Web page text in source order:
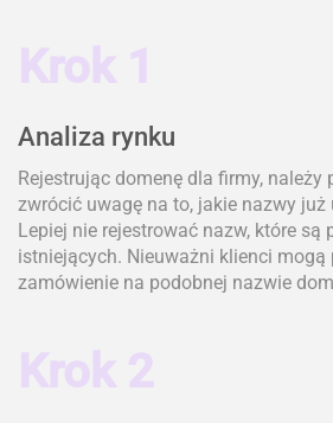
Krok 1
Analiza rynku
Rejestrując domenę dla firmy, należy
zwrócić uwagę na to, jakie nazwy już
Lepiej nie rejestrować nazw, które są
istniejących. Nieuważni klienci mogą
zamówienie na podobnej nazwie
Krok 2